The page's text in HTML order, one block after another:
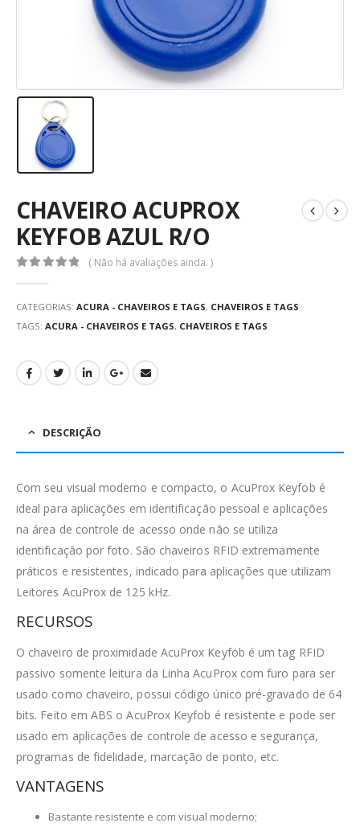
CHAVEIRO ACUPROX
KEYFOB AZUL R/O
( Não há avaliações ainda. )
CATEGORIAS: ACURA - CHAVEIROS E TAGS, CHAVEIROS E TAGS
TAGS: ACURA - CHAVEIROS E TAGS, CHAVEIROS E TAGS
DESCRIÇÃO
Com seu visual moderno e compacto, o AcuProx Keyfob é
ideal para aplicações em identificação pessoal e aplicações
na área de controle de acesso onde não se utiliza
identificação por foto. São chaveiros RFID extremamente
práticos e resistentes, indicado para aplicações que utilizam
Leitores AcuProx de 125 kHz.
RECURSOS
O chaveiro de proximidade AcuProx Keyfob é um tag RFID
passivo somente leitura da Linha AcuProx com furo para ser
usado como chaveiro, possui código único pré-gravado de 64
bits. Feito em ABS o AcuProx Keyfob é resistente e pode ser
usado em aplicações de controle de acesso e segurança,
programas de fidelidade, marcação de ponto, etc.
VANTAGENS
Bastante resistente e com visual moderno;